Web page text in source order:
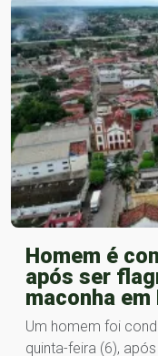
Homem é
após ser
maconha em
Um homem foi
quinta-feira (6),